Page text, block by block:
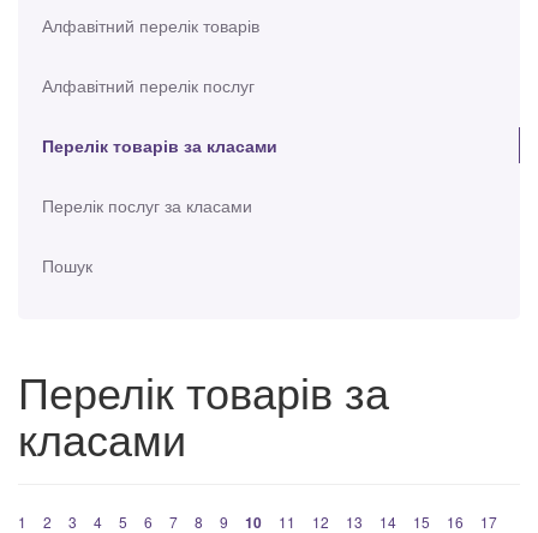
Алфавітний перелік товарів
Алфавітний перелік послуг
Перелік товарів за класами
Перелік послуг за класами
Пошук
Перелік товарів за
класами
1 2 3 4 5 6 7 8 9 10 11 12 13 14 15 16
17